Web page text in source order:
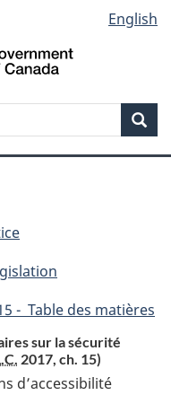
English
- Table des matières
sur la sécurité
2017, ch. 15)
d’accessibilité